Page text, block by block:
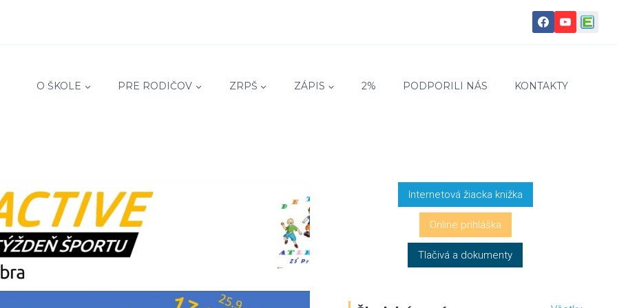
O ŠKOLE PRE RODIČOV ZRPŠ ZÁPIS 2% PODPORILI NÁS KONTAKTY
Internetová žiacka knižka
Online prihláška
Tlačivá a dokumenty